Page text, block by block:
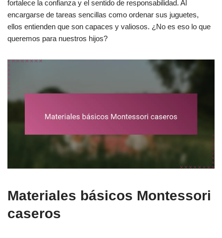
fortalece la confianza y el sentido de responsabilidad. Al
encargarse de tareas sencillas como ordenar sus juguetes,
ellos entienden que son capaces y valiosos. ¿No es eso lo que
queremos para nuestros hijos?
Materiales básicos Montessori
caseros